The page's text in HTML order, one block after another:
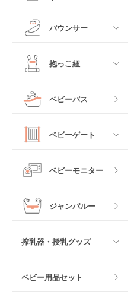
レギュラーサイズベビ
ベッドインベッド
クーファン
マットレス・布団
ベビーベッドその他
すべて
ジュニアシート
チャイルドシートその
他
バウンサー
すべて
ロッキングタイプ
抱っこ紐
すべて
抱っこ紐その他
ベビーバス
ベビーゲート
すべて
ベビーモニター
ジャンパルー
搾乳器・授乳グッズ
ベビー用品セット